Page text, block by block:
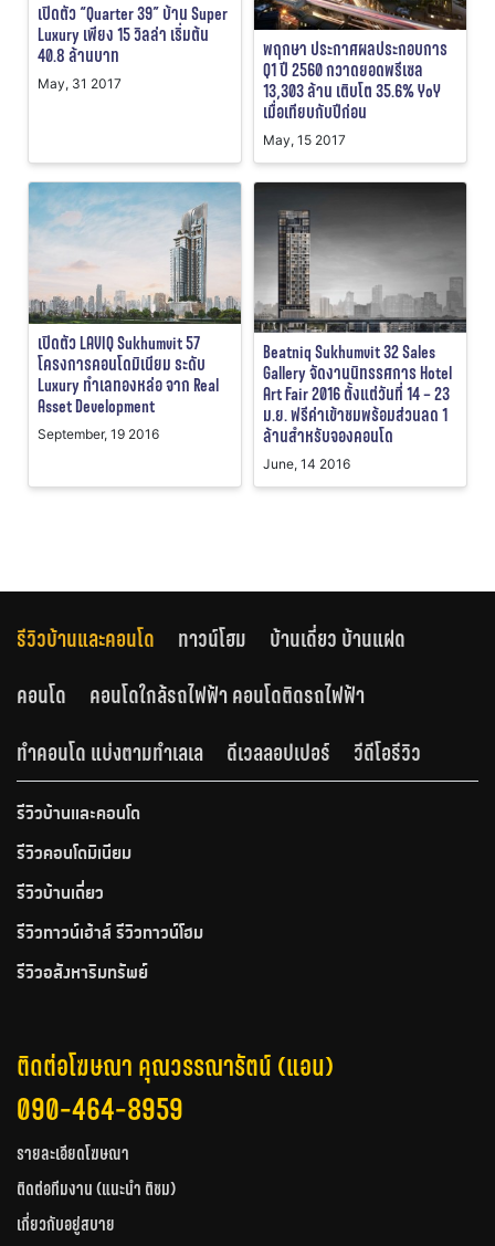
เปิดตัว “Quarter 39” บ้าน Super
Luxury เพียง 15 วิลล่า เริ่มต้น
40.8 ล้านบาท
May, 31 2017
พฤกษา ประกาศผลประกอบการ
Q1 ปี 2560 กวาดยอดพรีเซล
13,303 ล้าน เติบโต 35.6% YoY
เมื่อเทียบกับปีก่อน
May, 15 2017
เปิดตัว LAVIQ Sukhumvit 57
โครงการคอนโดมิเนียม ระดับ
Luxury ทำเลทองหล่อ จาก Real
Asset Development
September, 19 2016
Beatniq Sukhumvit 32 Sales
Gallery จัดงานนิทรรศการ Hotel
Art Fair 2016 ตั้งแต่วันที่ 14 – 23
ม.ย. ฟรีค่าเข้าชมพร้อมส่วนลด 1
ล้านสำหรับจองคอนโด
June, 14 2016
รีวิวบ้านและคอนโด ทาวน์โฮม
บ้านเดี่ยว บ้านแฝด
คอนโด
คอนโดใกล้รถไฟฟ้า คอนโดติดรถไฟฟ้า
ทำคอนโด แบ่งตามทำเลเล
ดีเวลลอปเปอร์ วีดีโอรีวิว
รีวิวบ้านและคอนโด
รีวิวคอนโดมิเนียม
รีวิวบ้านเดี่ยว
รีวิวทาวน์เฮ้าส์ รีวิวทาวน์โฮม
รีวิวอสังหาริมทรัพย์
ติดต่อโฆษณา คุณวรรณารัตน์ (แอน)
090-464-8959
รายละเอียดโฆษณา
ติดต่อทีมงาน (แนะนำ ติชม)
เกี่ยวกับอยู่สบาย